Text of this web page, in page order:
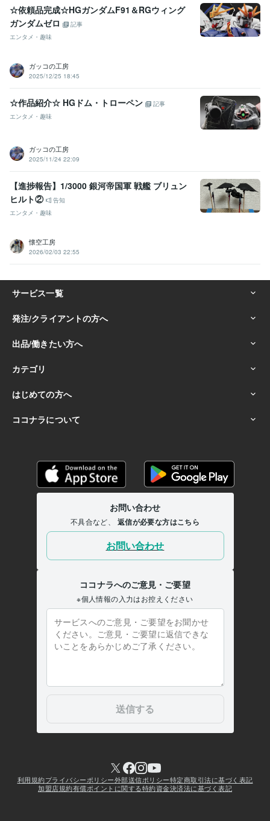
☆依頼品完成☆HGガンダムF91＆RGウィング
ガンダムゼロ
記事
エンタメ・趣味
ガッコの工房
2025/12/25 18:45
☆作品紹介☆ HGドム・トローペン
記事
エンタメ・趣味
ガッコの工房
2025/11/24 22:09
【進捗報告】1/3000 銀河帝国軍 戦艦 ブリュン
ヒルト②
告知
エンタメ・趣味
懐空工房
2026/02/03 22:55